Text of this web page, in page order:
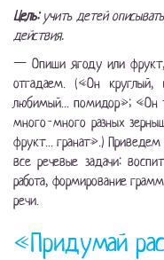
Цель: учить детей
действия.
— Опиши ягоду или
отгадаем. («Он
любимый... помидор»; «Он
много-много разных
фрукт... гранат».) Приведем
все речевые задачи:
работа, формирование
речи.
«Придумай